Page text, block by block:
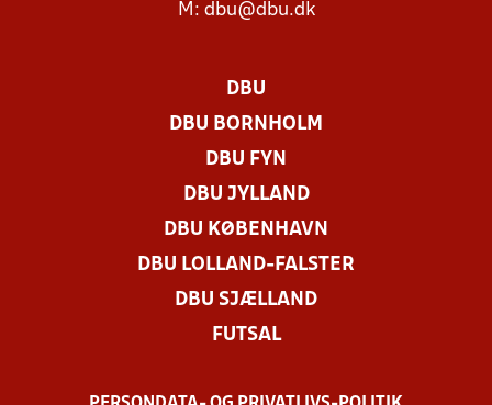
M: dbu@dbu.dk
DBU
DBU BORNHOLM
DBU FYN
DBU JYLLAND
DBU KØBENHAVN
DBU LOLLAND-FALSTER
DBU SJÆLLAND
FUTSAL